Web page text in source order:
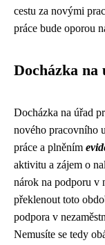
cestu za novými
práce bude oporou
Docházka na
Docházka na úřad
nového pracovního
práce a plněním
aktivitu a zájem o
nárok na podporu v
překlenout toto
podpora v
Nemusíte se tedy